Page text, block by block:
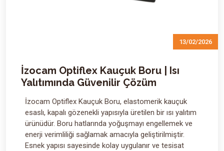
13/02/2026
İzocam Optiflex Kauçuk Boru | Isı
Yalıtımında Güvenilir Çözüm
İzocam Optiflex Kauçuk Boru, elastomerik kauçuk
esaslı, kapalı gözenekli yapısıyla üretilen bir ısı yalıtım
ürünüdür. Boru hatlarında yoğuşmayı engellemek ve
enerji verimliliği sağlamak amacıyla geliştirilmiştir.
Esnek yapısı sayesinde kolay uygulanır ve tesisat